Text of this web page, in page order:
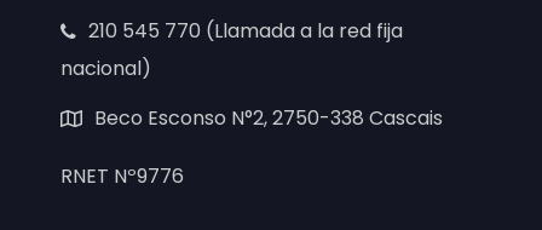
210 545 770 (Llamada a la red fija
nacional)
Beco Esconso N°2, 2750-338 Cascais
RNET Nº9776